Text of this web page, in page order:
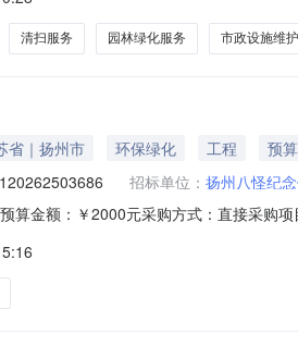
护和园林绿化服务外包项目五、合同主
清扫服务 园林绿化服务 市政设施维护
省｜扬州市 环保绿化 工程
预
招标单位： 扬州八怪纪
算金额：￥2000元采购方式：直接采购